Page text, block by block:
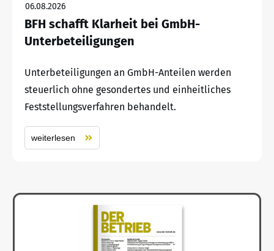
06.08.2026
BFH schafft Klarheit bei GmbH-
Unterbeteiligungen
Unterbeteiligungen an GmbH-Anteilen werden
steuerlich ohne gesondertes und einheitliches
Feststellungsverfahren behandelt.
weiterlesen